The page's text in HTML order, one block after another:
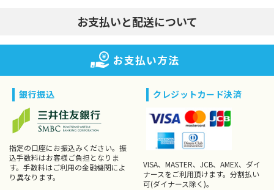
お支払いと配送について
お支払い方法
銀行振込
指定の口座にお振込みください。振
込手数料はお客様ご負担となりま
す。手数料はご利用の金融機関によ
り異なります。
クレジットカード決済
VISA、MASTER、JCB、AMEX、ダイ
ナースをご利用頂けます。分割払い
可(ダイナース除く)。